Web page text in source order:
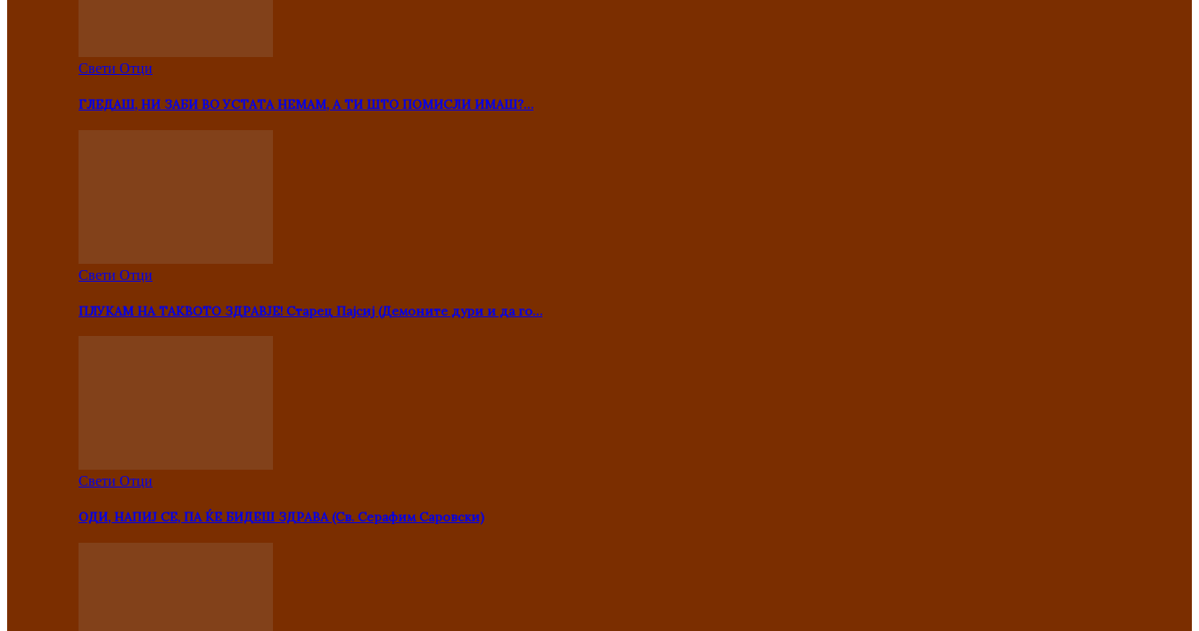
Свети Отци
ГЛЕДАШ, НИ ЗАБИ ВО УСТАТА НЕМАМ, А ТИ ШТО ПОМИСЛИ ИМАШ?…
Свети Отци
ПЛУКАМ НА ТАКВОТО ЗДРАВЈЕ! Старец Пајсиј (Демоните дури и да го…
Свети Отци
ОДИ, НАПИЈ СЕ, ПА ЌЕ БИДЕШ ЗДРАВА (Св. Серафим Саровски)